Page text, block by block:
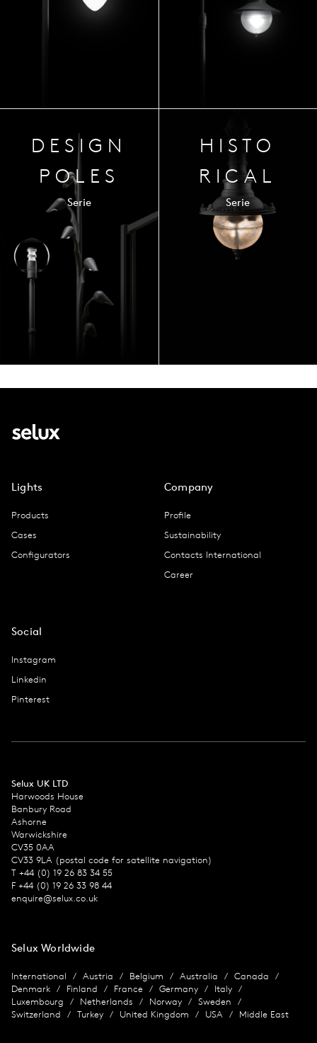
DESIGN
POLES
Serie
HISTO
RICAL
Serie
Lights
Products
Cases
Configurators
Company
Profile
Sustainability
Contacts International
Career
Social
Instagram
Linkedin
Pinterest
Selux UK LTD
Harwoods House
Banbury Road
Ashorne
Warwickshire
CV35 0AA
CV33 9LA (postal code for satellite navigation)
T +44 (0) 19 26 83 34 55
F +44 (0) 19 26 33 98 44
enquire@selux.co.uk
Selux Worldwide
International Austria Belgium Australia
Canada
Denmark
Finland France Germany
Italy
Luxembourg
Netherlands Norway
Sweden
Switzerland
Turkey United Kingdom USA Middle East